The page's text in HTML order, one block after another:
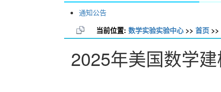
通知公告
当前位置: 数学实验实验中心 >> 首页 >>
2025年美国数学